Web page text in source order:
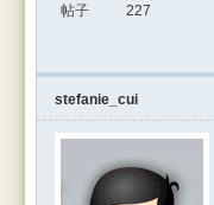
帖子
227
stefanie_cui